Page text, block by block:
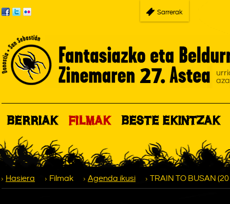
Sarrerak
BERRIAK FILMAK BESTE EKINTZAK
Hasiera Filmak Agenda ikusi TRAIN TO BUSAN